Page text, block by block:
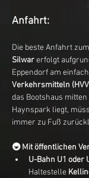
Anfahrt:
Die beste Anfahrt zum
Silwar erfolgt
Eppendorf am
Verkehrsmitteln
das Bootshaus
Haynspark liegt,
immer zu Fuß
🚇 Mit öffentlichen
U-Bahn U1 oder
Haltestelle